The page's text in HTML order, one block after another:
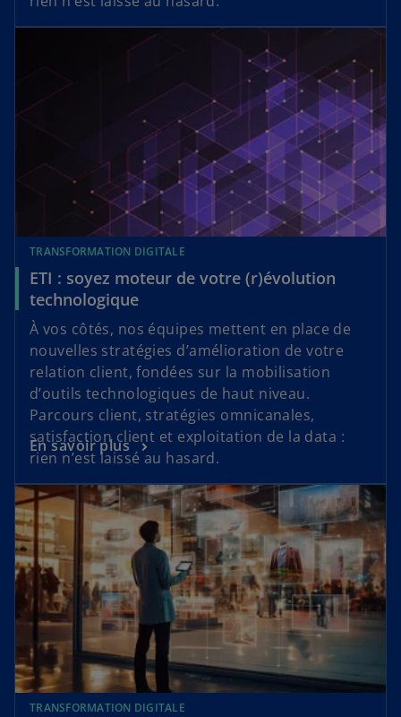
TRANSFORMATION DIGITALE
ETI : soyez moteur de votre (r)évolution
technologique
À vos côtés, nos équipes mettent en place de
nouvelles stratégies d’amélioration de votre
relation client, fondées sur la mobilisation
d’outils technologiques de haut niveau.
Parcours client, stratégies omnicanales,
satisfaction client et exploitation de la data :
rien n’est laissé au hasard.
En savoir plus
TRANSFORMATION DIGITALE